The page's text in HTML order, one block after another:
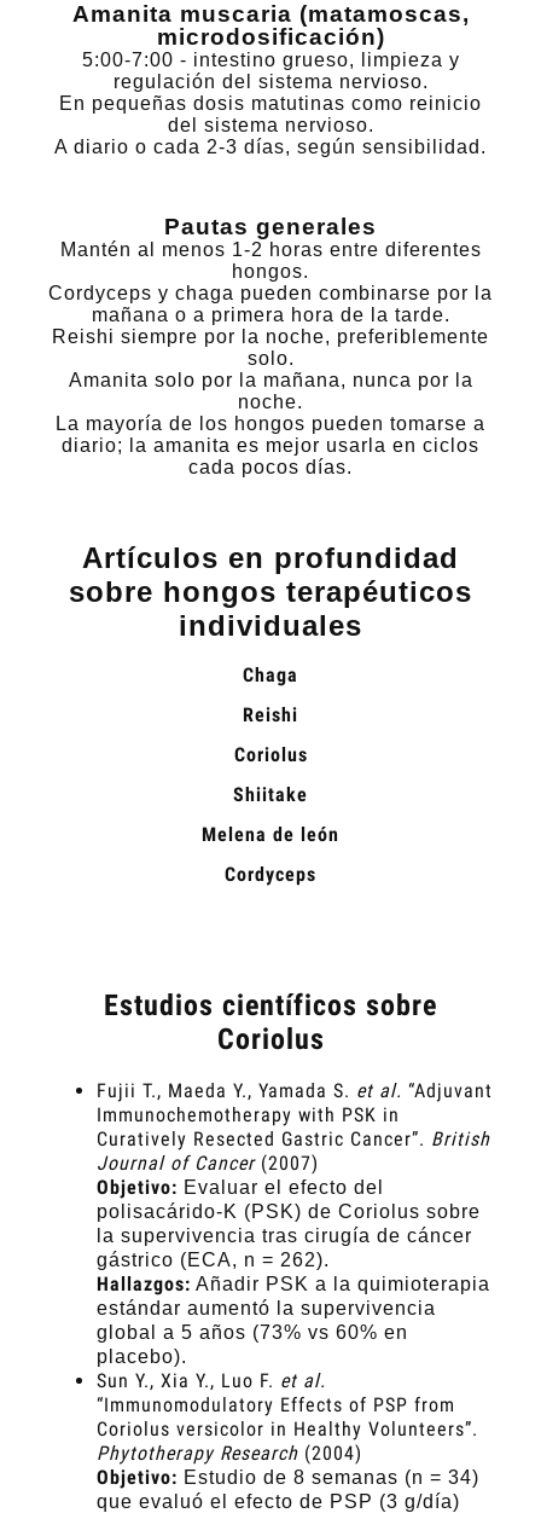
Amanita muscaria (matamoscas,
microdosificación)
5:00-7:00 - intestino grueso, limpieza y
regulación del sistema nervioso.
En pequeñas dosis matutinas como reinicio
del sistema nervioso.
A diario o cada 2-3 días, según sensibilidad.
Pautas generales
Mantén al menos 1-2 horas entre diferentes
hongos.
Cordyceps y chaga pueden combinarse por la
mañana o a primera hora de la tarde.
Reishi siempre por la noche, preferiblemente
solo.
Amanita solo por la mañana, nunca por la
noche.
La mayoría de los hongos pueden tomarse a
diario; la amanita es mejor usarla en ciclos
cada pocos días.
Artículos en profundidad
sobre hongos terapéuticos
individuales
Chaga
Reishi
Coriolus
Shiitake
Melena de león
Cordyceps
Estudios científicos sobre
Coriolus
Fujii T., Maeda Y., Yamada S. et al. “Adjuvant
Immunochemotherapy with PSK in
Curatively Resected Gastric Cancer”. British
Journal of Cancer(2007)
Objetivo: Evaluar el efecto del
polisacárido-K (PSK) de Coriolus sobre
la supervivencia tras cirugía de cáncer
gástrico (ECA, n = 262).
Hallazgos: Añadir PSK a la quimioterapia
estándar aumentó la supervivencia
global a 5 años (73% vs 60% en
placebo).
Sun Y., Xia Y., Luo F. et al.
“Immunomodulatory Effects of PSP from
Coriolus versicolor in Healthy Volunteers”.
Phytotherapy Research (2004)
Objetivo: Estudio de 8 semanas (n = 34)
que evaluó el efecto de PSP (3 g/día)